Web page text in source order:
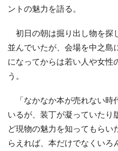
ントの魅力を語る。
初日の朝は掘り出し物を探
並んでいたが、会場を中之島
になってからは若い人や女性
う。
「なかなか本が売れない時
いるが、装丁が凝っていたり
ど現物の魅力を知ってもらい
らえれば、本だけでなくい